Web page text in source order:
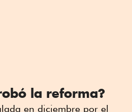
la reforma?
en diciembre por el